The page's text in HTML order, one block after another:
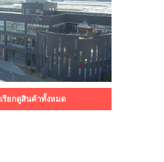
เรียกดูสินค้าทั้งหมด